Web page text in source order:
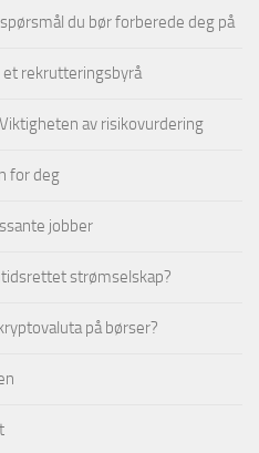
du bør forberede deg på
et rekrutteringsbyrå
av risikovurdering
for deg
jobber
strømselskap?
på børser?